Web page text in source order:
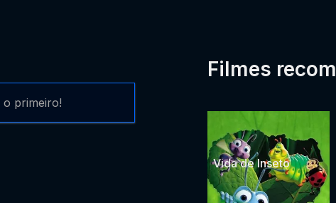
o primeiro!
Filmes
Vida de Inseto